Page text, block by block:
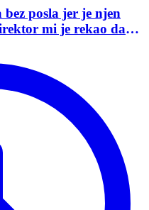
bez posla jer je njen
mi je rekao da